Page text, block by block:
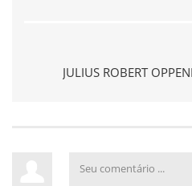
JULIUS ROBERT